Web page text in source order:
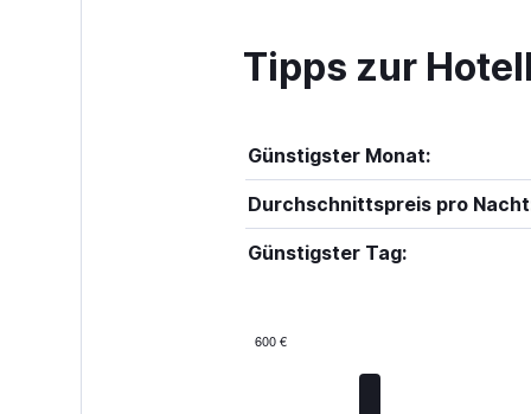
Tipps zur
Günstigster Monat:
Durchschnittspreis pro
Günstigster Tag:
600 €